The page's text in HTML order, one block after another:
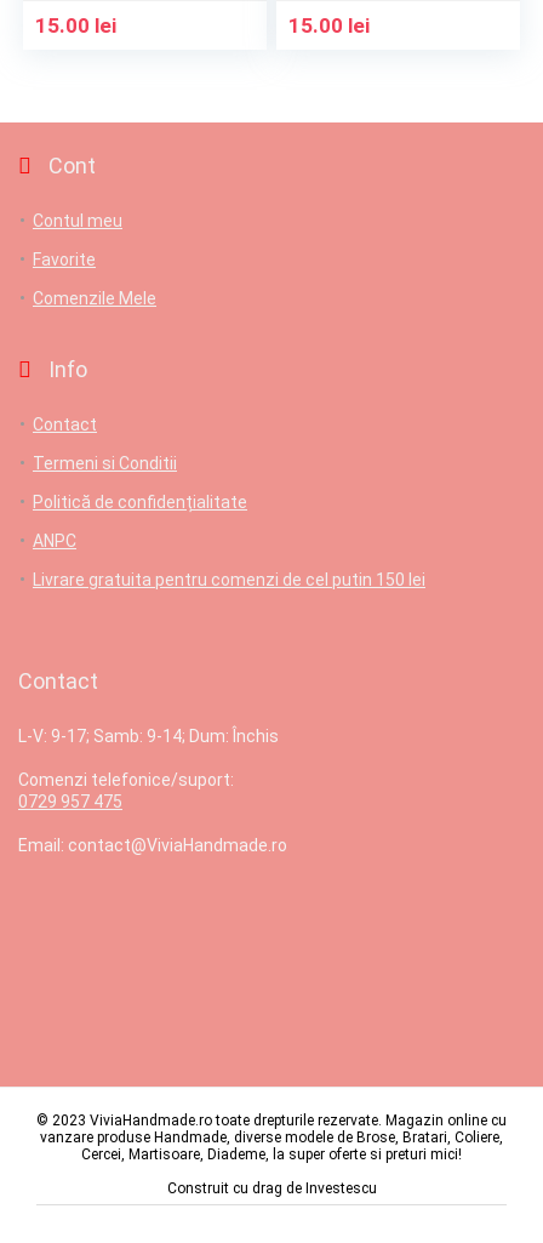
15.00 lei 15.00 lei
Cont
Contul meu
Favorite
Comenzile Mele
Info
Contact
Termeni si Conditii
Politică de confidențialitate
ANPC
Livrare gratuita pentru comenzi de cel putin 150 lei
Contact
L-V: 9-17; Samb: 9-14; Dum: Închis
Comenzi telefonice/suport:
0729 957 475
Email: contact@ViviaHandmade.ro
© 2023 ViviaHandmade.ro toate drepturile rezervate. Magazin online cu
vanzare produse Handmade, diverse modele de Brose, Bratari, Coliere,
Cercei, Martisoare, Diademe, la super oferte si preturi mici!
Construit cu drag de Investescu